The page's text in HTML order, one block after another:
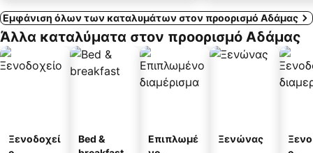
Εμφάνιση όλων των καταλυμάτων στον προορισμό Αδάμας
Άλλα καταλύματα στον προορισμό Αδάμας
Ξενοδοχεί
Bed &
Επιπλωμέ
Ξενώνας